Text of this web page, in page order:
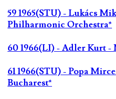
59 1965(STU) - Lukács
Philharmonic Orchestra*
60 1966(LI) - Adler Kurt
61 1966(STU) - Popa
Bucharest*